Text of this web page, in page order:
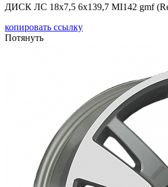
ДИСК ЛС 18x7,5 6x139,7 MI142 gmf
копировать ссылку
Потянуть